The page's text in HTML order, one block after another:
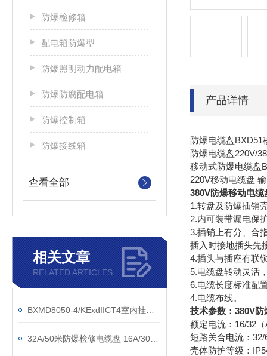
防爆检修箱
配电箱防爆型
防爆照明动力配电箱
防爆防腐配电箱
防爆控制箱
防爆接线箱
查看全部
相关文章
RELATED ARTICLES
产品详情
防爆电缆盘BXD51
防爆电缆盘220V/
移动式防爆电缆盘
220V移动电缆盘
380V防爆移动电
1.转盘及防爆插销
2.内可装带漏电保
3.插销上有分、合
插入时接地插头先
4.插头与插座有联
5.电缆盘转动灵活
6.电缆长度标准配
4.电缆布线。
技术参数： 380V防
额定电流：16/32
短路关合电流：32/
壳体防护等级：